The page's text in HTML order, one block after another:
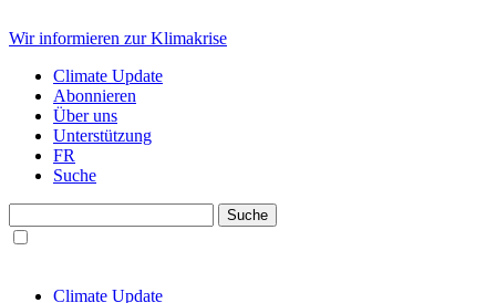
Wir informieren zur Klimakrise
Climate Update
Abonnieren
Über uns
Unterstützung
FR
Suche
Climate Update